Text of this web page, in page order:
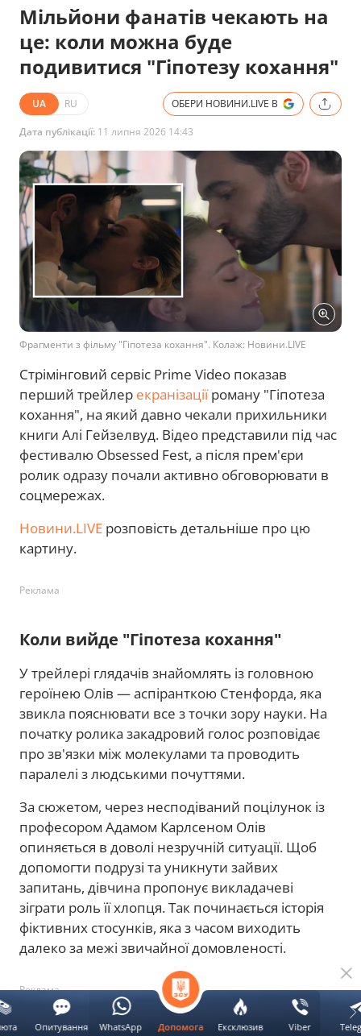
Мільйони фанатів чекають на
це: коли можна буде
подивитися "Гіпотезу кохання"
UA RU ОБЕРИ НОВИНИ.LIVE В
Дата публікації: 11 липня 2026 14:43
Фрагменти з фільму "Гіпотеза кохання". Колаж: Новини.LIVE
Стрімінговий сервіс Prime Video показав
перший трейлер екранізаціїроману "Гіпотеза
кохання", на який давно чекали прихильники
книги Алі Гейзелвуд. Відео представили під час
фестивалю Obsessed Fest, а після прем'єри
ролик одразу почали активно обговорювати в
соцмережах.
Новини.LIVE розповість детальніше про цю
картину.
Реклама
Коли вийде "Гіпотеза кохання"
У трейлері глядачів знайомлять із головною
героїнею Олів — аспіранткою Стенфорда, яка
звикла пояснювати все з точки зору науки. На
початку ролика закадровий голос розповідає
про зв'язки між молекулами та проводить
паралелі з людськими почуттями.
За сюжетом, через несподіваний поцілунок із
професором Адамом Карлсеном Олів
опиняється в доволі незручній ситуації. Щоб
допомогти подрузі та уникнути зайвих
запитань, дівчина пропонує викладачеві
зіграти роль її хлопця. Так починається історія
фіктивних стосунків, яка з часом виходить
далеко за межі звичайної домовленості.
Реклама
Допомога Ексклюзив Viber
Опитування WhatsApp